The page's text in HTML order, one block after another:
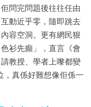
問完問題後往往任由
動近乎零，隨即跳去
容空洞。更有網民狠
衫先癲」，直言《會
教授、學者上嚟都變
，真係好難想像佢係一